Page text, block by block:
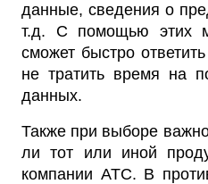
данные, сведения о
т.д. С помощью этих
сможет быстро
не тратить время на
данных.
Также при выборе важно
ли тот или иной
компании АТС. В